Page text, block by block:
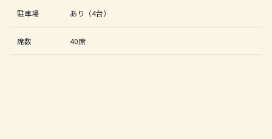
駐車場 あり（4台）
席数 40席